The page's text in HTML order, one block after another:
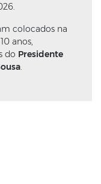
colocados na
anos,
do Presidente